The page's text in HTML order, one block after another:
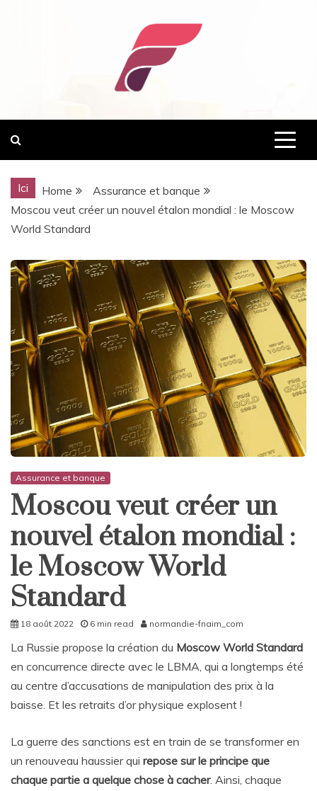
normandie-fnaim.com
Ici Home
Assurance et banque
Moscou veut créer un nouvel étalon mondial : le Moscow
World Standard
Assurance et banque
Moscou veut créer un
nouvel étalon mondial :
le Moscow World
Standard
18 août 2022 6 min read normandie-fnaim_com
La Russie propose la création du Moscow World Standard
en concurrence directe avec le LBMA, qui a longtemps été
au centre d’accusations de manipulation des prix à la
baisse. Et les retraits d’or physique explosent !
La guerre des sanctions est en train de se transformer en
un renouveau haussier qui repose sur le principe que
chaque partie a quelque chose à cacher. Ainsi, chaque